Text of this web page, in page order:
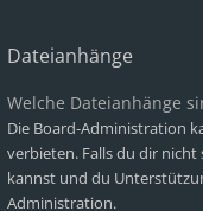
Dateianhänge
Welche Dateianhänge
Die Board-Administration
verbieten. Falls du dir
kannst und du
Administration.